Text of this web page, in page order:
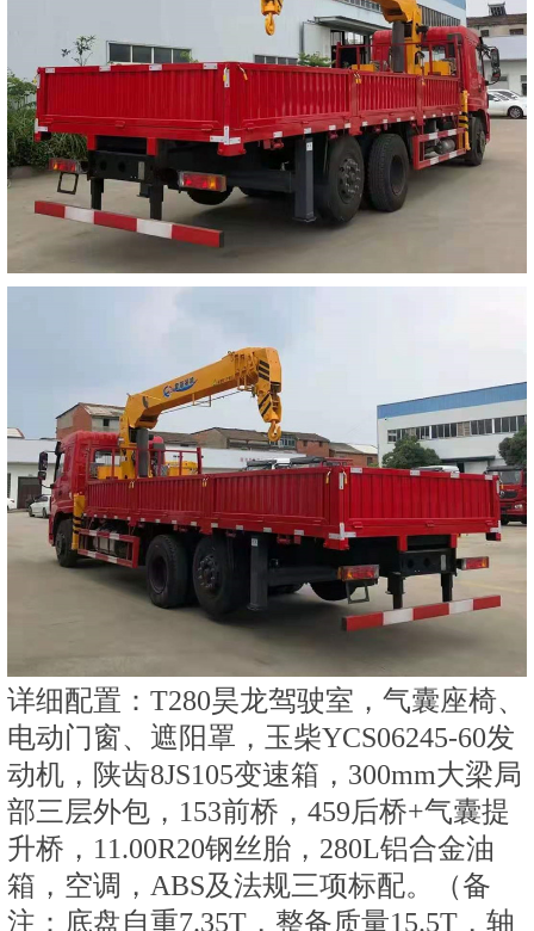
详细配置：T280昊龙驾驶室，气囊座椅、
电动门窗、遮阳罩，玉柴YCS06245-60发
动机，陕齿8JS105变速箱，300mm大梁局
部三层外包，153前桥，459后桥+气囊提
升桥，11.00R20钢丝胎，280L铝合金油
箱，空调，ABS及法规三项标配。（备
注：底盘自重7.35T，整备质量15.5T，轴